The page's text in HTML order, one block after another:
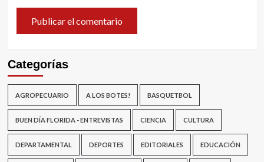
Categorías
AGROPECUARIO A LOS BOTES! BASQUETBOL
BUEN DÍA FLORIDA - ENTREVISTAS CIENCIA CULTURA
DEPARTAMENTAL DEPORTES EDITORIALES EDUCACIÓN